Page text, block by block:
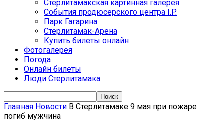
Стерлитамакская картинная галерея
События продюсерского центра I.P.
Парк Гагарина
Стерлитамак-Арена
Купить билеты онлайн
Фотогалерея
Погода
Онлайн билеты
Люди Стерлитамака
Главная Новости В Стерлитамаке 9 мая при пожаре
погиб мужчина